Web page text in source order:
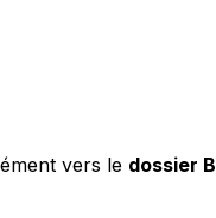
vers le dossier